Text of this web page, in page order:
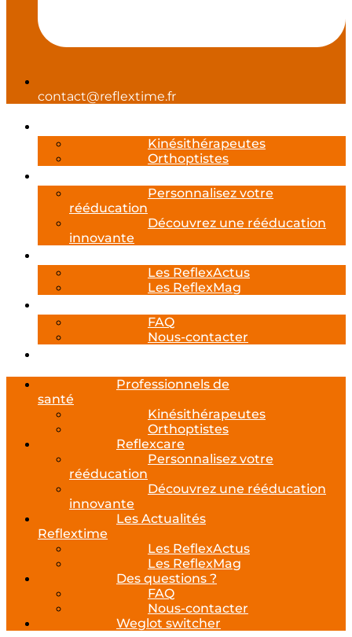
contact@reflextime.fr
Kinésithérapeutes
Orthoptistes
Personnalisez votre
rééducation
Découvrez une rééducation
innovante
Les ReflexActus
Les ReflexMag
FAQ
Nous-contacter
Professionnels de
santé
Kinésithérapeutes
Orthoptistes
Reflexcare
Personnalisez votre
rééducation
Découvrez une rééducation
innovante
Les Actualités
Reflextime
Les ReflexActus
Les ReflexMag
Des questions ?
FAQ
Nous-contacter
Weglot switcher